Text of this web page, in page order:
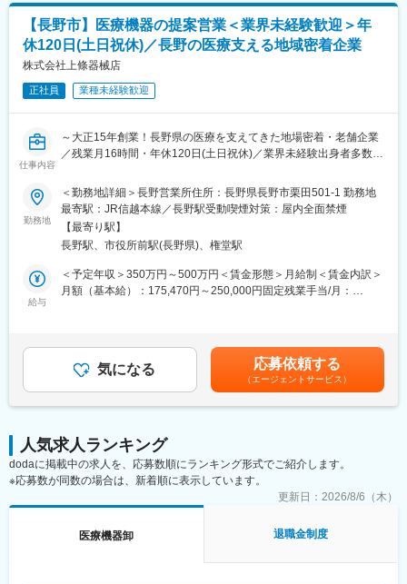
りますが、5時間以上勤務した際は代休を取得できます。
■評価制度が明確！
評価はスキル評価と数字評価に基づきます。スキル評価では、ペ
ースメーカーの各メーカーに対応できる能力や機械操作のスキル
が求められます。数字評価は売上実績により行われ、点数に応じ
す。
評価表も公開しているため、透明性が高い評価制度を実現してい
変更の範囲：会社の定める業務
■営業スタイル：
・基本的に既存顧客に対してのルート営業で、新規開拓はありま
せん。病院の規模によって担当する施設数は変わります。
・ガツガツと提案するスタイルではなく、お医者様のご状況を理
解した上で速いレスポンスを行ったり、必要なタイミングでニー
ズに沿った提案を行う顧客伴走型の営業スタイルです。
・メーカー1,000社以上、製品100万品目以上を取り扱えますの
で、お客様の要望に合わせて幅広い提案が可能です。
■教育体制：
す。ステップを踏みながら業務について学んでいただきます。独
り立ちまでは1～２年程度とみており、状況に合わせた教育・フォ
ロー体制をとっています。
・営業方法や商材知識は、先輩からフォローや、メーカーを招い
であれば積極的に学ぶことが可能です。
・業界や職種未経験から中途入社をしたメンバーがほとんどです
・基本的に直行直帰可能で、外出先にモバイルPCを持参可能のス
タイルをとるなど残業抑制の動きを行っており、残業は平均16時
間となっております。
・土日が手術日となった際に機械搬送のために休日出勤いただく
・ノルマはないですが、会社として売上高・利益率にて目標数値
を立てております。ノルマ未達の場合はどうしたら次は達成でき
るか上司と相談するような環境です。
て上下する可能性があります。月給(月額)は固定手当を含めた表記
です。
【長野市】医療機器の提案営業＜業界未経験歓迎＞年
休120日(土日祝休)／長野の医療支える地域密着企業
株式会社上條器械店
正社員 業種未経験歓迎
仕事内容
～大正15年創業！長野県の医療を支えてきた地場密着・老舗企業
／残業月16時間・年休120日(土日祝休)／業界未経験出身者多数で
■担当業務：
注射器やカテーテル、AED、MRI等、病院で使用する医療機器や
医療現場で使われる消耗品の営業をお任せします。お医者様へ手
術などに使う医療機器を提案するという形ですが、間接的に人々
の人命や健康を支えるインフラ的な役割を担う営業です。
器を紹介・販売します。※東北信エリア
◇取り扱い商材：
ガーゼやマスク等の消耗品、AEDやMRIなどの大型検査機器ま
・基本的に既存顧客に対してのルート営業で、新規開拓はありま
せん。病院の規模によって担当する施設数は変わります。
・ガツガツと提案するスタイルではなく、お医者様のご状況を理
解した上で速いレスポンスを行ったり、必要なタイミングでニー
・メーカー1,000社以上、製品100万品目以上を取り扱えますの
勤務地
＜勤務地詳細＞長野営業所住所：長野県長野市栗田501-1 勤務地
最寄駅：JR信越本線／長野駅受動喫煙対策：屋内全面禁煙
【最寄り駅】
長野駅、市役所前駅(長野県)、権堂駅
給与
＜予定年収＞350万円～500万円＜賃金形態＞月給制＜賃金内訳＞
月額（基本給）：175,470円～250,000円固定残業手当/月：
験・スキルを考慮のうえ、当社規定にて決定■賞与実績：固定 2か
月/年(＋2年年以降はは標設定に対する業績評価、会社業績+α)■2
年以降の想定年収：430万～600万■年収モデル：係長クラス500
万円(入社3年程でも挑戦可)、課長クラス600万円以上賃金はあく
す。月給(月額)は固定手当を含めた表記です。
気になる 応募依頼する
（エージェントサービス）
人気求人ランキング
dodaに掲載中の求人を、応募数順にランキング形式でご紹介します。
※応募数が同数の場合は、新着順に表示しています。
更新日： 2026/8/6（木）
医療機器卸 退職金制度